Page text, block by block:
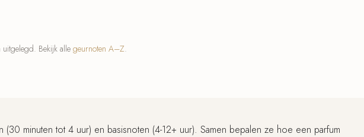
Bekijk alle geurnoten A–Z.
minuten tot 4 uur) en basisnoten (4-12+ uur). Samen bepalen ze hoe een parfum